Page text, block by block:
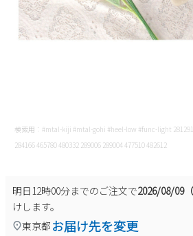
検索用：#mtal-kiji #mtal-gohi #heel-low #func-light 281291
284166 465780 480332 289006 289004 477510 482612
明日12時00分までのご注文で2026/08/09（
けします。
東京都 お届け先を変更